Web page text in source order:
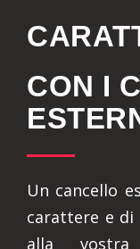
CON I
Un cancello
carattere e di
alla vostra